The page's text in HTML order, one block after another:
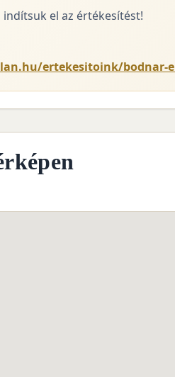
el az értékesítést!
ertekesitoink/bodnar-